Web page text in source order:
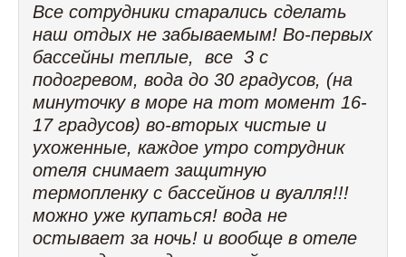
Все сотрудники старались сделать
наш отдых не забываемым! Во-первых
бассейны теплые, все 3 с
подогревом, вода до 30 градусов, (на
минуточку в море на тот момент 16-
17 градусов) во-вторых чистые и
ухоженные, каждое утро сотрудник
отеля снимает защитную
термопленку с бассейнов и вуалля!!!
можно уже купаться! вода не
остывает за ночь! и вообще в отеле